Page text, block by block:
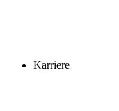
Karriere